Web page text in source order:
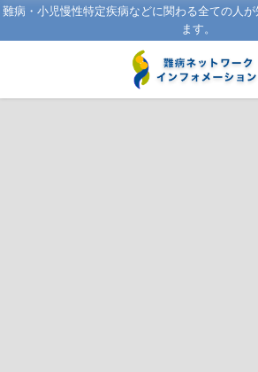
難病・小児慢性特定疾病などに関わる全ての人
ます。